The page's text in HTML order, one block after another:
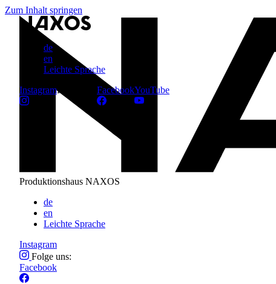
Zum Inhalt springen
de
en
Leichte Sprache
InstagramFolge uns: FacebookYouTube
Produktionshaus NAXOS
de
en
Leichte Sprache
Instagram
Folge uns:
Facebook